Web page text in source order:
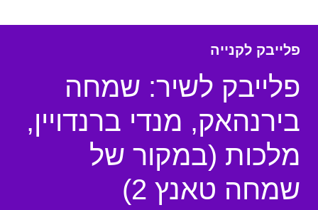
פלייבק לקנייה
פלייבק לשיר: שמחה
בירנהאק, מנדי ברנדויין,
מלכות (במקור של
שמחה טאנץ 2)